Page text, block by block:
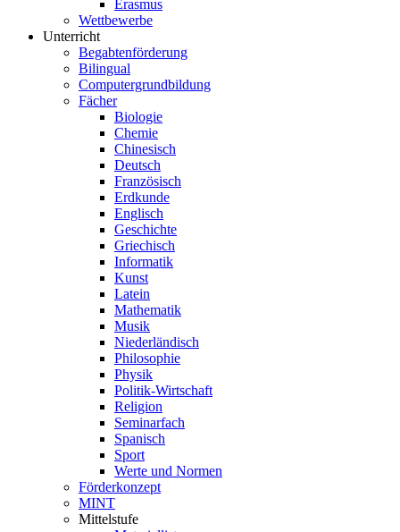
Erasmus
Wettbewerbe
Unterricht
Begabtenförderung
Bilingual
Computergrundbildung
Fächer
Biologie
Chemie
Chinesisch
Deutsch
Französisch
Erdkunde
Englisch
Geschichte
Griechisch
Informatik
Kunst
Latein
Mathematik
Musik
Niederländisch
Philosophie
Physik
Politik-Wirtschaft
Religion
Seminarfach
Spanisch
Sport
Werte und Normen
Förderkonzept
MINT
Mittelstufe